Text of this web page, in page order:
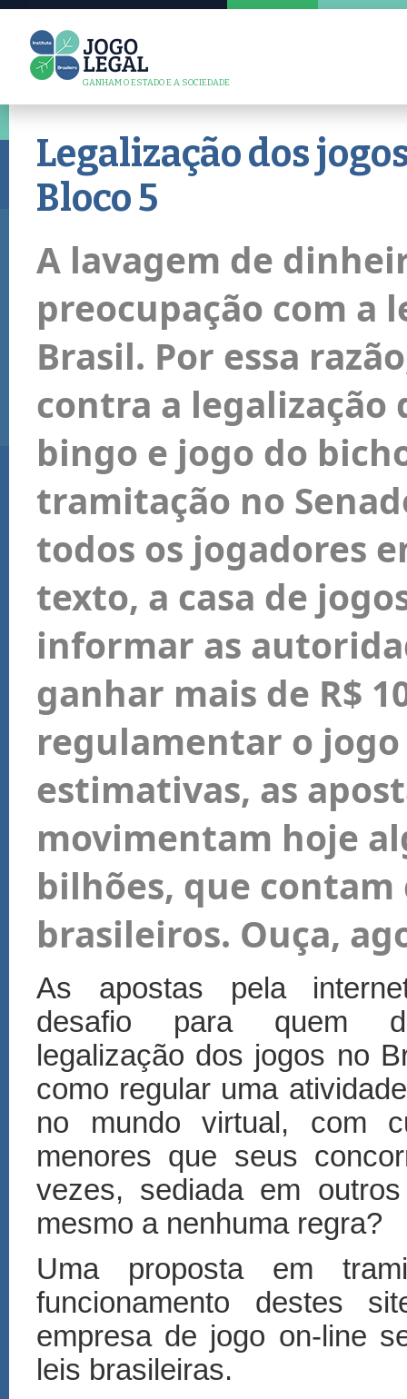
GANHAM O ESTADO E A SOCIEDADE
Legalização dos
Bloco 5
A lavagem de
preocupação com a
Brasil. Por essa
contra a legalização
bingo e jogo do
tramitação no
todos os jogadores
texto, a casa de
informar as
ganhar mais de R$
regulamentar o
estimativas, as
movimentam hoje
bilhões, que contam
brasileiros. Ouça,
As apostas pela
desafio para quem
legalização dos jogos no
como regular uma
no mundo virtual, com
menores que seus
vezes, sediada em
mesmo a nenhuma regra?
Uma proposta em
funcionamento destes
empresa de jogo on-line
leis brasileiras.